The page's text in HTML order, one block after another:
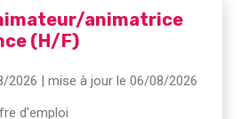
animatrice
(H/F)
2026 | mise à jour le 06/08/2026
d'emploi